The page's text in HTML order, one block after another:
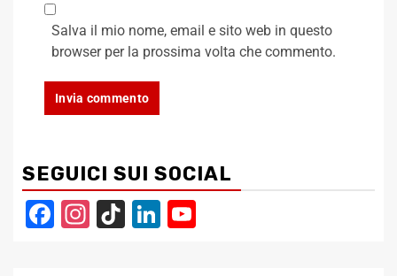
Salva il mio nome, email e sito web in questo
browser per la prossima volta che commento.
SEGUICI SUI SOCIAL
Facebook
Instagram
TikTokLinkedIn